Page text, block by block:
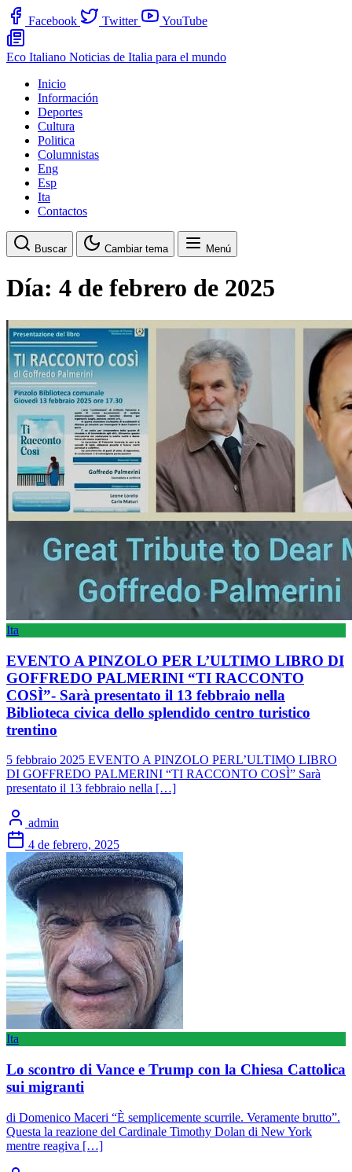
Facebook Twitter YouTube
Eco Italiano Noticias de Italia para el mundo
Inicio
Información
Deportes
Cultura
Politica
Columnistas
Eng
Esp
Ita
Contactos
Buscar Cambiar tema Menú
Día: 4 de febrero de 2025
Ita
EVENTO A PINZOLO PER L’ULTIMO LIBRO DI
GOFFREDO PALMERINI “TI RACCONTO
COSÌ”- Sarà presentato il 13 febbraio nella
Biblioteca civica dello splendido centro turistico
trentino
5 febbraio 2025 EVENTO A PINZOLO PERL’ULTIMO LIBRO
DI GOFFREDO PALMERINI “TI RACCONTO COSÌ” Sarà
presentato il 13 febbraio nella […]
admin
4 de febrero, 2025
Ita
Lo scontro di Vance e Trump con la Chiesa Cattolica
sui migranti
di Domenico Maceri “È semplicemente scurrile. Veramente brutto”.
Questa la reazione del Cardinale Timothy Dolan di New York
mentre reagiva […]